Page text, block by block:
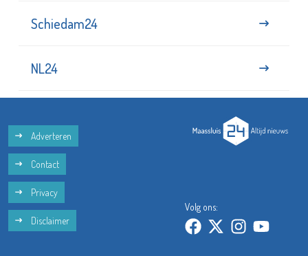
Schiedam24
NL24
Adverteren
Contact
Privacy
Disclaimer
Volg ons: